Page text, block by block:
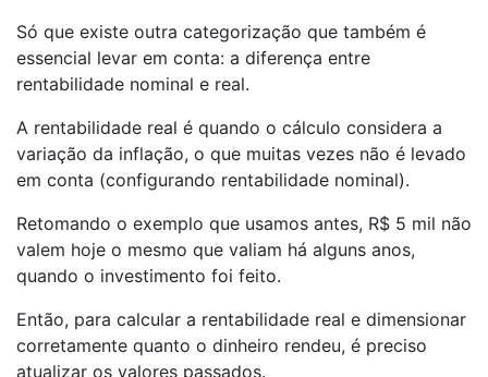
Só que existe outra categorização que também é
essencial levar em conta: a diferença entre
rentabilidade nominal e real.
A rentabilidade real é quando o cálculo considera a
variação da inflação, o que muitas vezes não é levado
em conta (configurando rentabilidade nominal).
Retomando o exemplo que usamos antes, R$ 5 mil não
valem hoje o mesmo que valiam há alguns anos,
quando o investimento foi feito.
Então, para calcular a rentabilidade real e dimensionar
corretamente quanto o dinheiro rendeu, é preciso
atualizar os valores passados.